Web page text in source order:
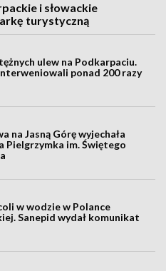
i słowackie
turystyczną
ulew na Podkarpaciu.
ponad 200 razy
na Jasną Górę wyjechała
Pielgrzymka im. Świętego
w wodzie w Polance
Sanepid wydał komunikat